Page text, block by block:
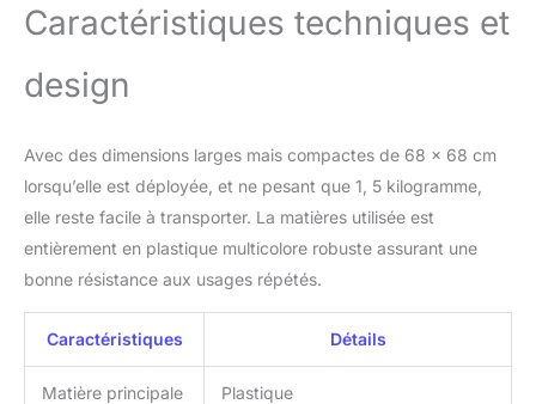
Caractéristiques techniques et
design
Avec des dimensions larges mais compactes de 68 x 68 cm
lorsqu’elle est déployée, et ne pesant que 1, 5 kilogramme,
elle reste facile à transporter. La matières utilisée est
entièrement en plastique multicolore robuste assurant une
bonne résistance aux usages répétés.
Caractéristiques Détails
Matière principale Plastique